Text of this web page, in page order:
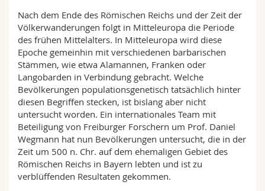
Nach dem Ende des Römischen Reichs und der Zeit der
Völkerwanderungen folgt in Mitteleuropa die Periode
des frühen Mittelalters. In Mitteleuropa wird diese
Epoche gemeinhin mit verschiedenen barbarischen
Stämmen, wie etwa Alamannen, Franken oder
Langobarden in Verbindung gebracht. Welche
Bevölkerungen populationsgenetisch tatsächlich hinter
diesen Begriffen stecken, ist bislang aber nicht
untersucht worden. Ein internationales Team mit
Beteiligung von Freiburger Forschern um Prof. Daniel
Wegmann hat nun Bevölkerungen untersucht, die in der
Zeit um 500 n. Chr. auf dem ehemaligen Gebiet des
Römischen Reichs in Bayern lebten und ist zu
verblüffenden Resultaten gekommen.